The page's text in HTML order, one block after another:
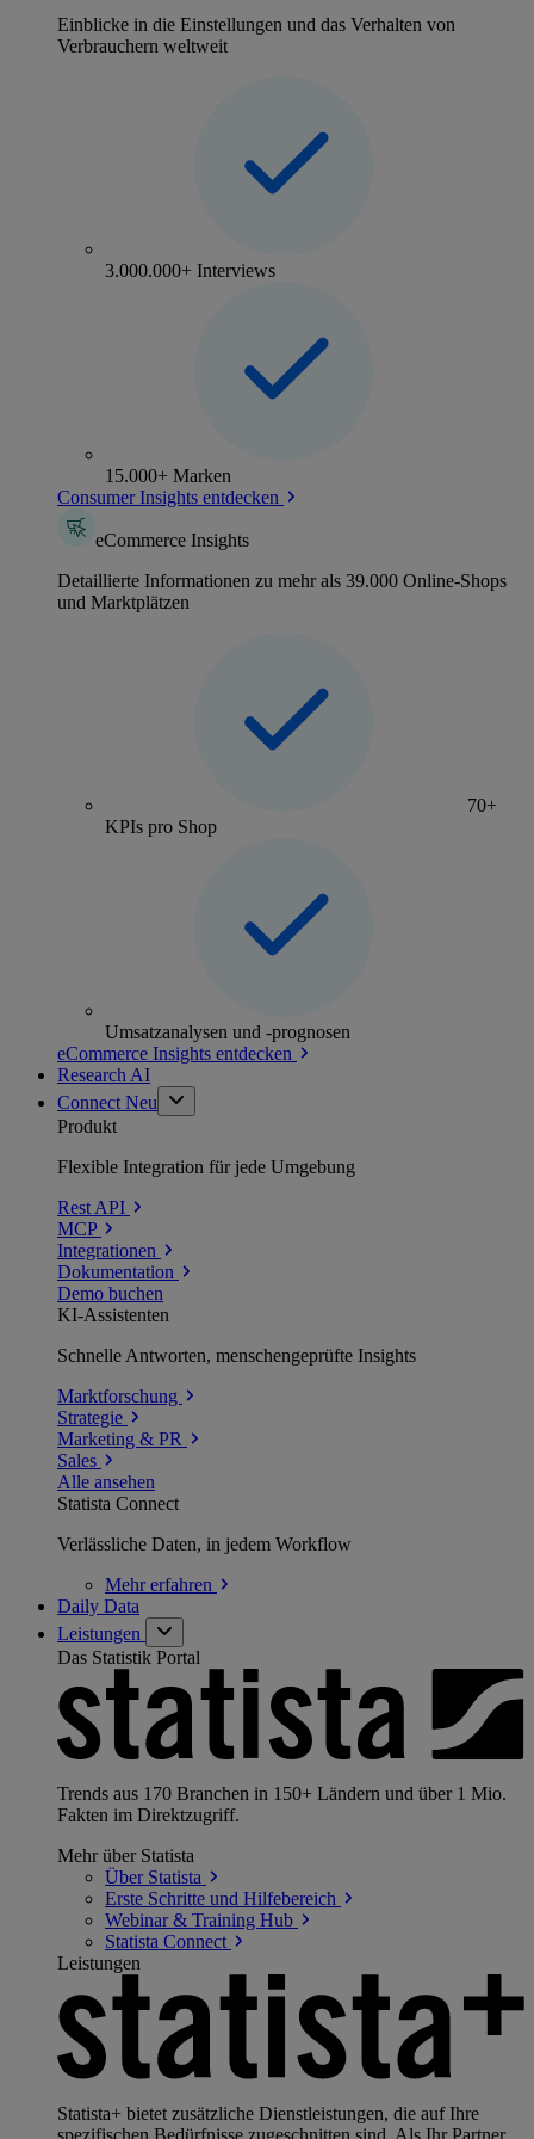
Einblicke in die Einstellungen und das Verhalten von
Verbrauchern weltweit
3.000.000+ Interviews
15.000+ Marken
Consumer Insights entdecken
eCommerce Insights
Detaillierte Informationen zu mehr als 39.000 Online-Shops
und Marktplätzen
70+
KPIs pro Shop
Umsatzanalysen und -prognosen
eCommerce Insights entdecken
Research AI
Connect Neu
Produkt
Flexible Integration für jede Umgebung
Rest API
MCP
Integrationen
Dokumentation
Demo buchen
KI-Assistenten
Schnelle Antworten, menschengeprüfte Insights
Marktforschung
Strategie
Marketing & PR
Sales
Alle ansehen
Statista Connect
Verlässliche Daten, in jedem Workflow
Mehrerfahren
Daily Data
Leistungen
Das Statistik Portal
Trends aus 170 Branchen in 150+ Ländern und über 1 Mio.
Fakten im Direktzugriff.
Mehr über Statista
Über Statista
Erste Schritte und Hilfebereich
Webinar & Training Hub
Statista Connect
Leistungen
Statista+ bietet zusätzliche Dienstleistungen, die auf Ihre
spezifischen Bedürfnisse zugeschnitten sind. Als Ihr Partner